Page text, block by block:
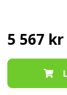
5 567 kr